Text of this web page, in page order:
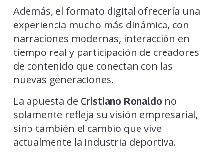
Además, el formato digital ofrecería una
experiencia mucho más dinámica, con
narraciones modernas, interacción en
tiempo real y participación de creadores
de contenido que conectan con las
nuevas generaciones.
La apuesta de Cristiano Ronaldo no
solamente refleja su visión empresarial,
sino también el cambio que vive
actualmente la industria deportiva.